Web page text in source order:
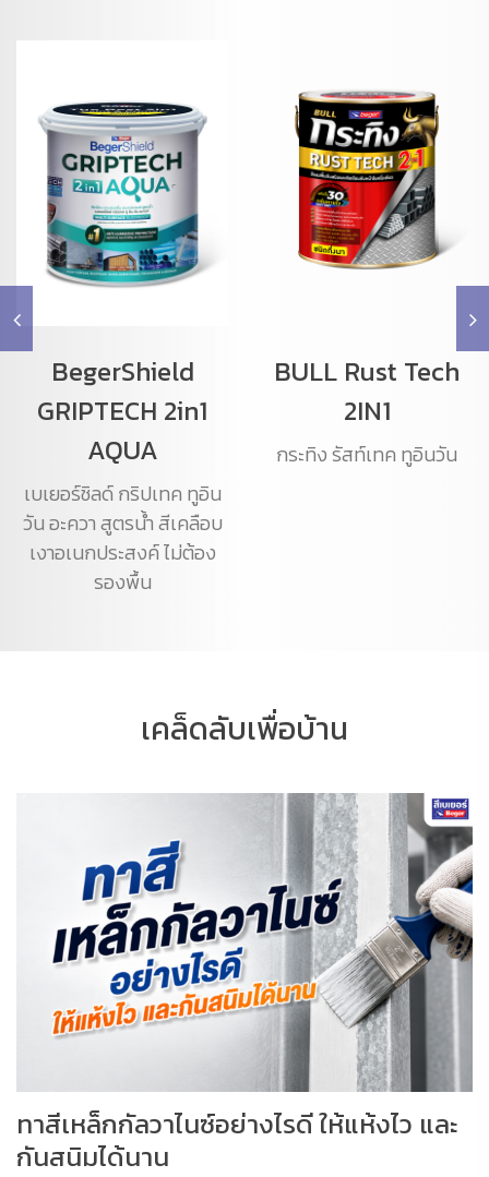
BegerShield
GRIPTECH 2in1
AQUA
เบเยอร์ชิลด์ กริปเทค ทูอิน
วัน อะควา สูตรน้ำ สีเคลือบ
เงาอเนกประสงค์ ไม่ต้อง
รองพื้น
BULL Rust Tech
2IN1
กระทิง รัสท์เทค ทูอินวัน
เคล็ดลับเพื่อบ้าน
ทาสีเหล็กกัลวาไนซ์อย่างไรดี ให้แห้งไว และ
กันสนิมได้นาน